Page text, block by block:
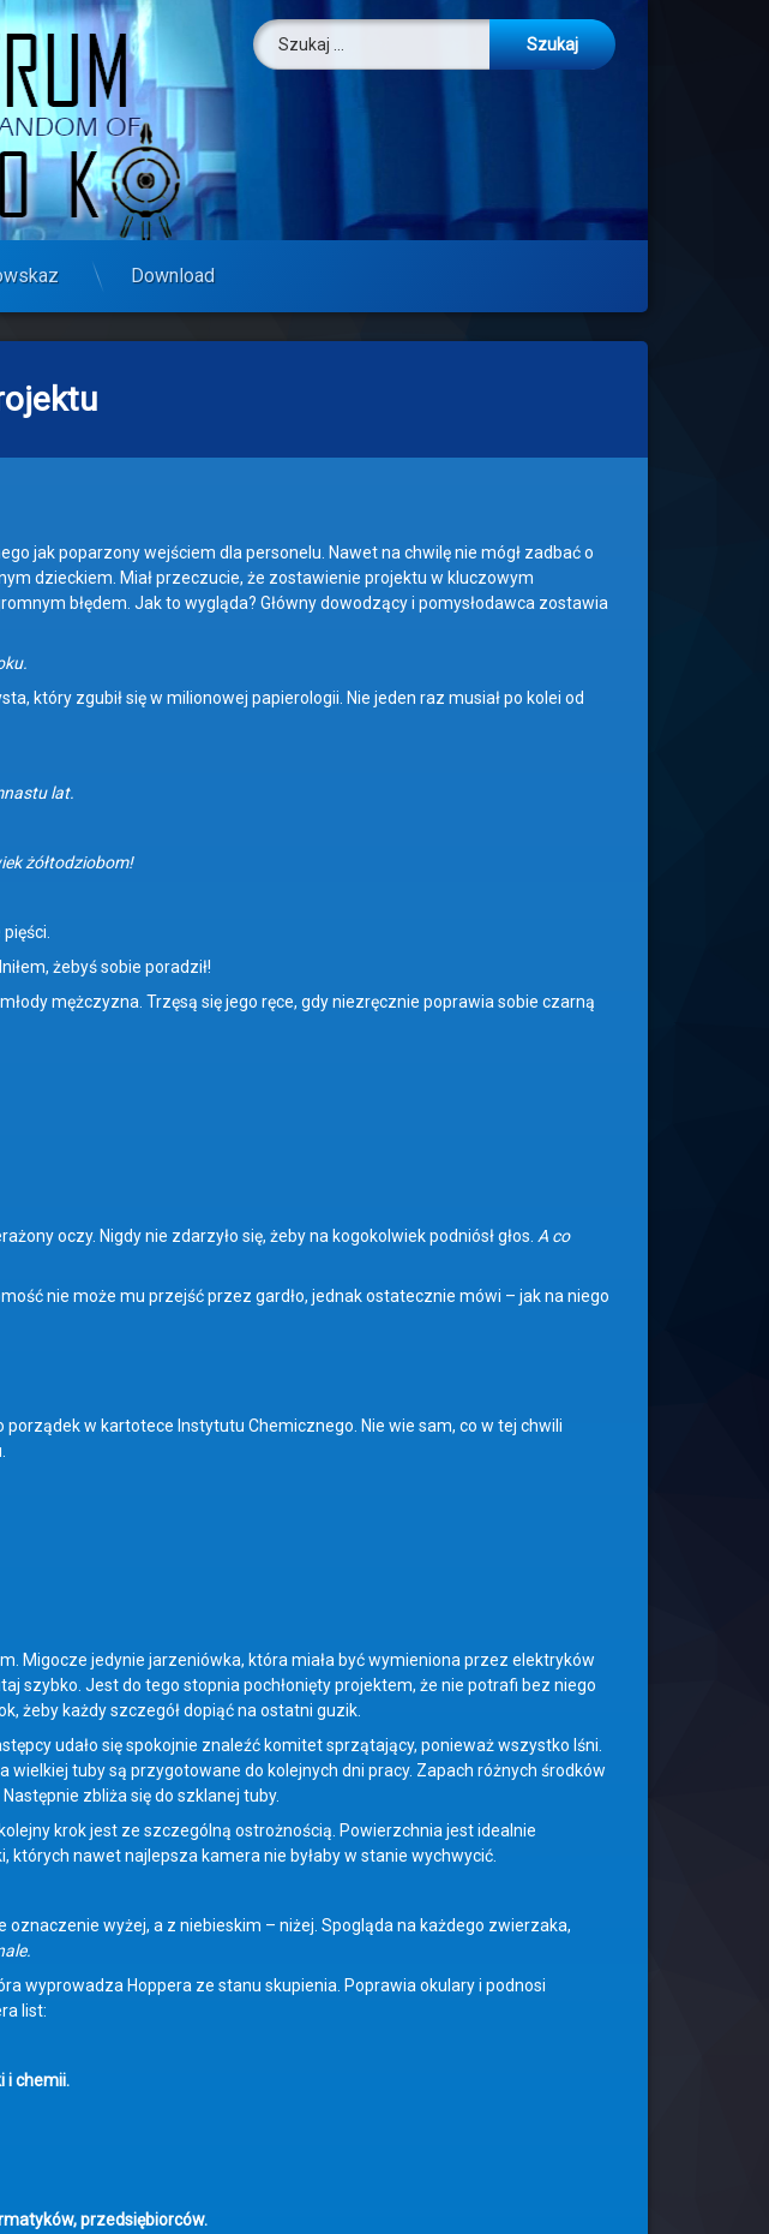
Szukaj:
Download
jak poparzony wejściem dla personelu. Nawet na chwilę nie mógł zadbać o
dzieckiem. Miał przeczucie, że zostawienie projektu w kluczowym
błędem. Jak to wygląda? Główny dowodzący i pomysłodawca zostawia
który zgubił się w milionowej papierologii. Nie jeden raz musiał po kolei od
lat.
żółtodziobom!
żebyś sobie poradził!
mężczyzna. Trzęsą się jego ręce, gdy niezręcznie poprawia sobie czarną
oczy. Nigdy nie zdarzyło się, żeby na kogokolwiek podniósł głos. A co
nie może mu przejść przez gardło, jednak ostatecznie mówi – jak na niego
porządek w kartotece Instytutu Chemicznego. Nie wie sam, co w tej chwili
Migocze jedynie jarzeniówka, która miała być wymieniona przez elektryków
szybko. Jest do tego stopnia pochłonięty projektem, że nie potrafi bez niego
żeby każdy szczegół dopiąć na ostatni guzik.
udało się spokojnie znaleźć komitet sprzątający, ponieważ wszystko lśni.
wielkiej tuby są przygotowane do kolejnych dni pracy. Zapach różnych środków
zbliża się do szklanej tuby.
krok jest ze szczególną ostrożnością. Powierzchnia jest idealnie
których nawet najlepsza kamera nie byłaby w stanie wychwycić.
oznaczenie wyżej, a z niebieskim – niżej. Spogląda na każdego zwierzaka,
wyprowadza Hoppera ze stanu skupienia. Poprawia okulary i podnosi
list:
i chemii.
przedsiębiorców.